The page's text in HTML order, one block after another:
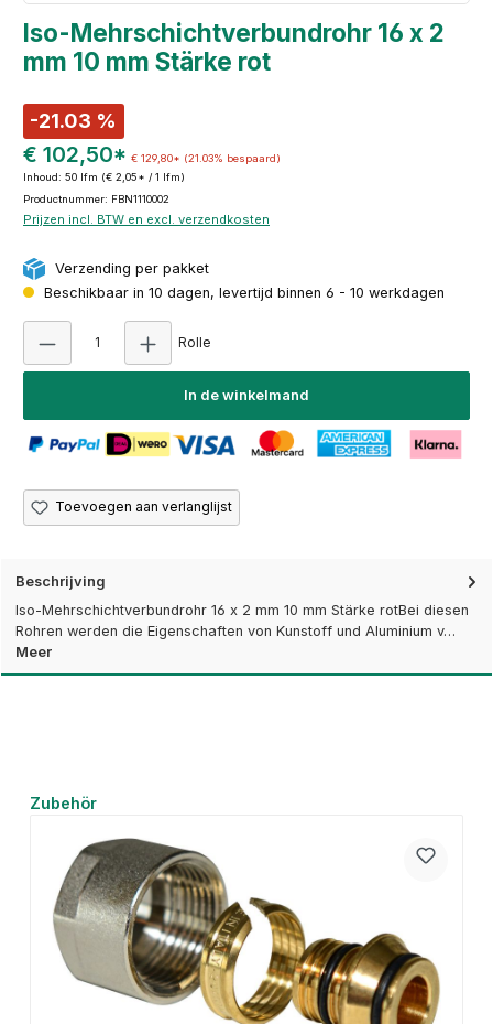
Iso-Mehrschichtverbundrohr 16 x 2
mm 10 mm Stärke rot
-21.03 %
€ 102,50* € 129,80* (21.03% bespaard)
Inhoud: 50 lfm (€ 2,05* / 1 lfm)
Productnummer: FBN1110002
Prijzen incl. BTW en excl. verzendkosten
Verzending per pakket
Beschikbaar in 10 dagen, levertijd binnen 6 - 10 werkdagen
Rolle
In de winkelmand
Toevoegen aan verlanglijst
Beschrijving
Iso-Mehrschichtverbundrohr 16 x 2 mm 10 mm Stärke rotBei diesen
Rohren werden die Eigenschaften von Kunstoff und Aluminium v…
Meer
Productgalerij overslaan
Zubehör